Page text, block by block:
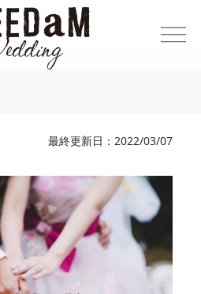
最終更新日：2022/03/07